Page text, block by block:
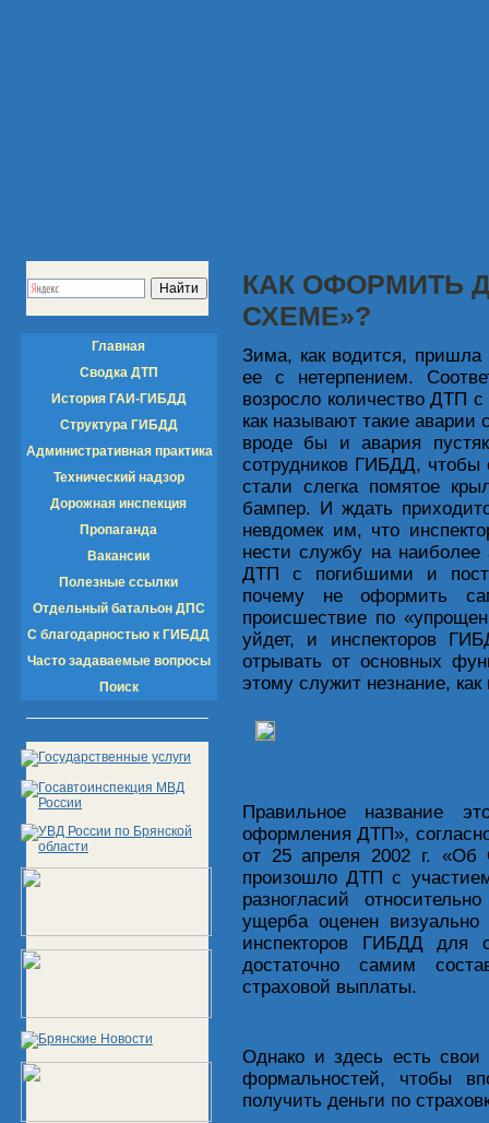
Главная
Сводка ДТП
История ГАИ-ГИБДД
Структура ГИБДД
Административная практика
Технический надзор
Дорожная инспекция
Пропаганда
Вакансии
Полезные ссылки
Отдельный батальон ДПС
С благодарностью к ГИБДД
Часто задаваемые вопросы
Поиск
КАК ОФОРМИТЬ
СХЕМЕ»?
Зима, как водится, пришла
ее с нетерпением.
возросло количество ДТП
как называют такие аварии
вроде бы и авария
сотрудников ГИБДД,
стали слегка помятое
бампер. И ждать
невдомек им, что
нести службу на
ДТП с погибшими и
почему не оформить
происшествие по
уйдет, и инспекторов
отрывать от основных
этому служит незнание,
Правильное название
оформления ДТП»,
от 25 апреля 2002 г.
произошло ДТП с
разногласий
ущерба оценен
инспекторов ГИБДД для
достаточно самим
страховой выплаты.
Однако и здесь есть
формальностей, чтобы
получить деньги по